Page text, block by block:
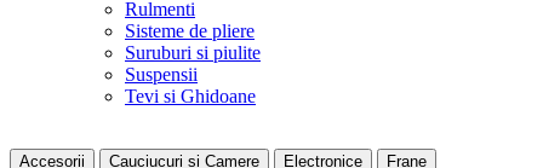
Rulmenti
Sisteme de pliere
Suruburi si piulite
Suspensii
Tevi si Ghidoane
Accesorii Cauciucuri si Camere Electronice
Frane